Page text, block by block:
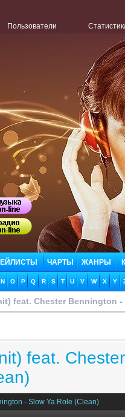
Пользователи
ЧАРТЫ ЖАНРЫ
N O P Q R S T U V W X Y
feat. Chester Bennington -
feat.
- Slow Ya Role (Clean)